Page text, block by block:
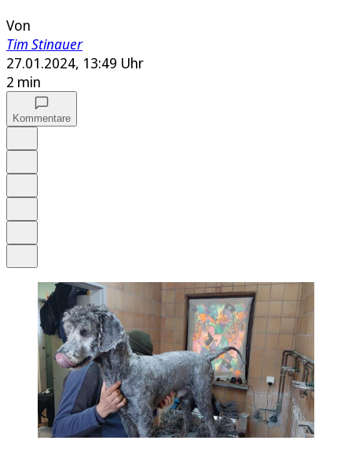
Von
Tim Stinauer
27.01.2024, 13:49 Uhr
2 min
Kommentare